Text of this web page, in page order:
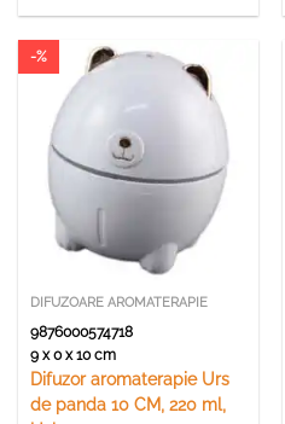
-%
DIFUZOARE AROMATERAPIE
9876000574718
9 x 0 x 10 cm
Difuzor aromaterapie Urs
de panda 10 CM, 220 ml,